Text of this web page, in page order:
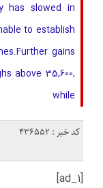
has slowed in
to establish
gains
above 35,600,
while
کد خبر : 436552
[ad_1]